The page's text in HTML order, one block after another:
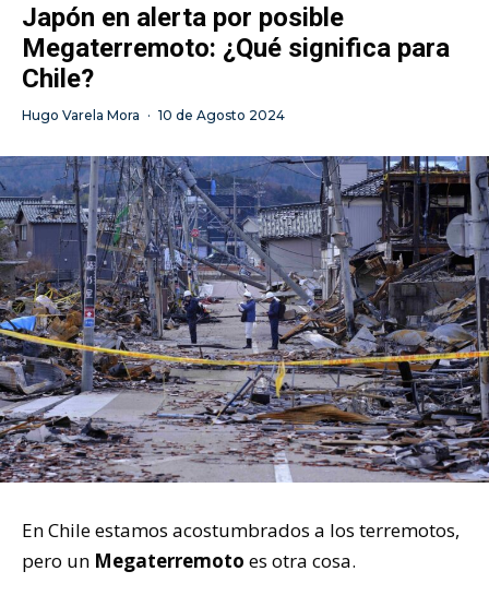
Japón en alerta por posible
Megaterremoto: ¿Qué significa para
Chile?
Hugo Varela Mora · 10 de Agosto 2024
En Chile estamos acostumbrados a los terremotos,
pero un Megaterremoto es otra cosa.